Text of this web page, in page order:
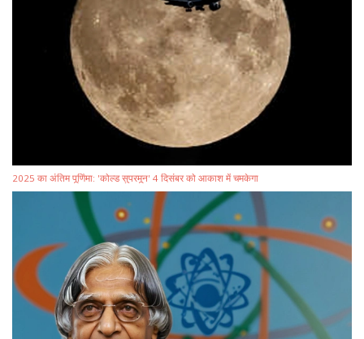
2025 का अंतिम पूर्णिमा: 'कोल्ड सुपरमून' 4 दिसंबर को आकाश में चमकेगा